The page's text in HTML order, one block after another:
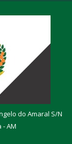
do Amaral S/N
- AM